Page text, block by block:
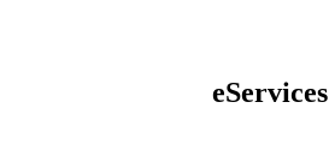
eServices